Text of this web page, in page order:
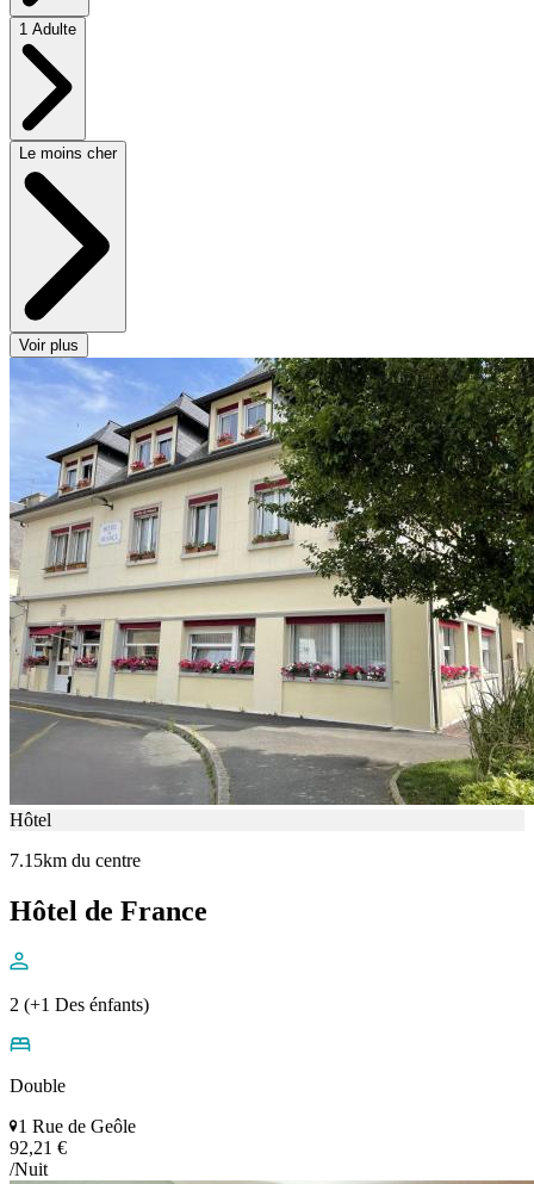
1 Adulte
Le moins cher
Voir plus
Hôtel
7.15km du centre
Hôtel de France
2 (+1 Des énfants)
Double
1 Rue de Geôle
92,21 €
/Nuit